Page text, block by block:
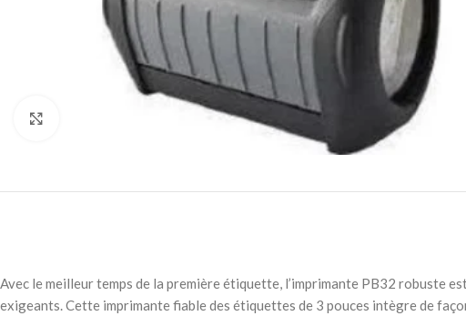
Avec le meilleur temps de la première étiquette, l’imprimante PB32 robuste
exigeants. Cette imprimante fiable des étiquettes de 3 pouces intègre de